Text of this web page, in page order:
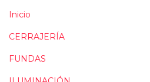
Inicio
CERRAJERÍA
FUNDAS